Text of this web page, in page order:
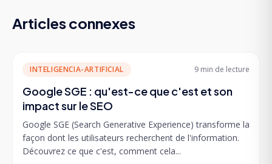
Articles connexes
INTELIGENCIA-ARTIFICIAL 9 min de lecture
Google SGE : qu'est-ce que c'est et son
impact sur le SEO
Google SGE (Search Generative Experience) transforme la
façon dont les utilisateurs recherchent de l'information.
Découvrez ce que c'est, comment cela...